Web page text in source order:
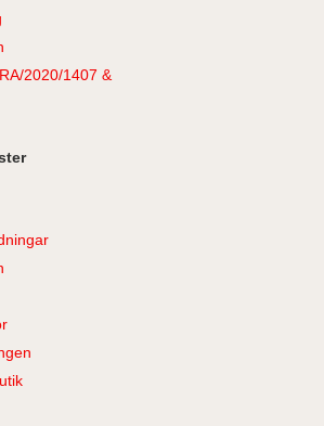
2020/1407 &